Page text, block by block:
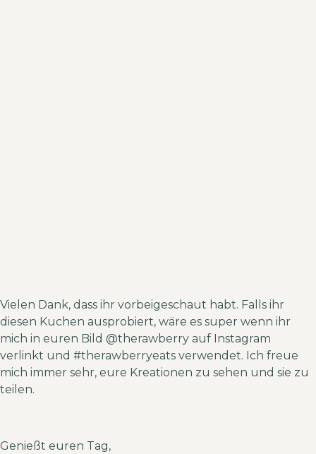
Vielen Dank, dass ihr vorbeigeschaut habt. Falls ihr
diesen Kuchen ausprobiert, wäre es super wenn ihr
mich in euren Bild @therawberry auf Instagram
verlinkt und #therawberryeats verwendet. Ich freue
mich immer sehr, eure Kreationen zu sehen und sie zu
teilen.
Genießt euren Tag,